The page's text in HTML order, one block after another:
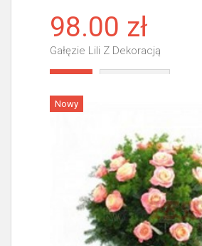
98.00 zł
Gałęzie Lili Z Dekoracją
Nowy